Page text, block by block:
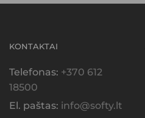
KONTAKTAI
Telefonas: +370 612
18500
El. paštas: info@softy.lt